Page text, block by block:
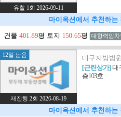
유찰 1회 2026-09-11
마이옥션에서 추천하는
건물 401.89평 토지 150.65평 대항력임차
12일 남음
재진행 2회 2026-08-19
대구지방법
[근린상가]대
층103호
마이옥션에서 추천하는